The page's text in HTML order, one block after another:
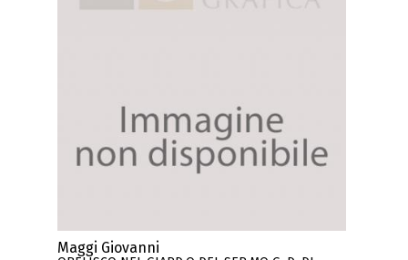
Maggi Giovanni